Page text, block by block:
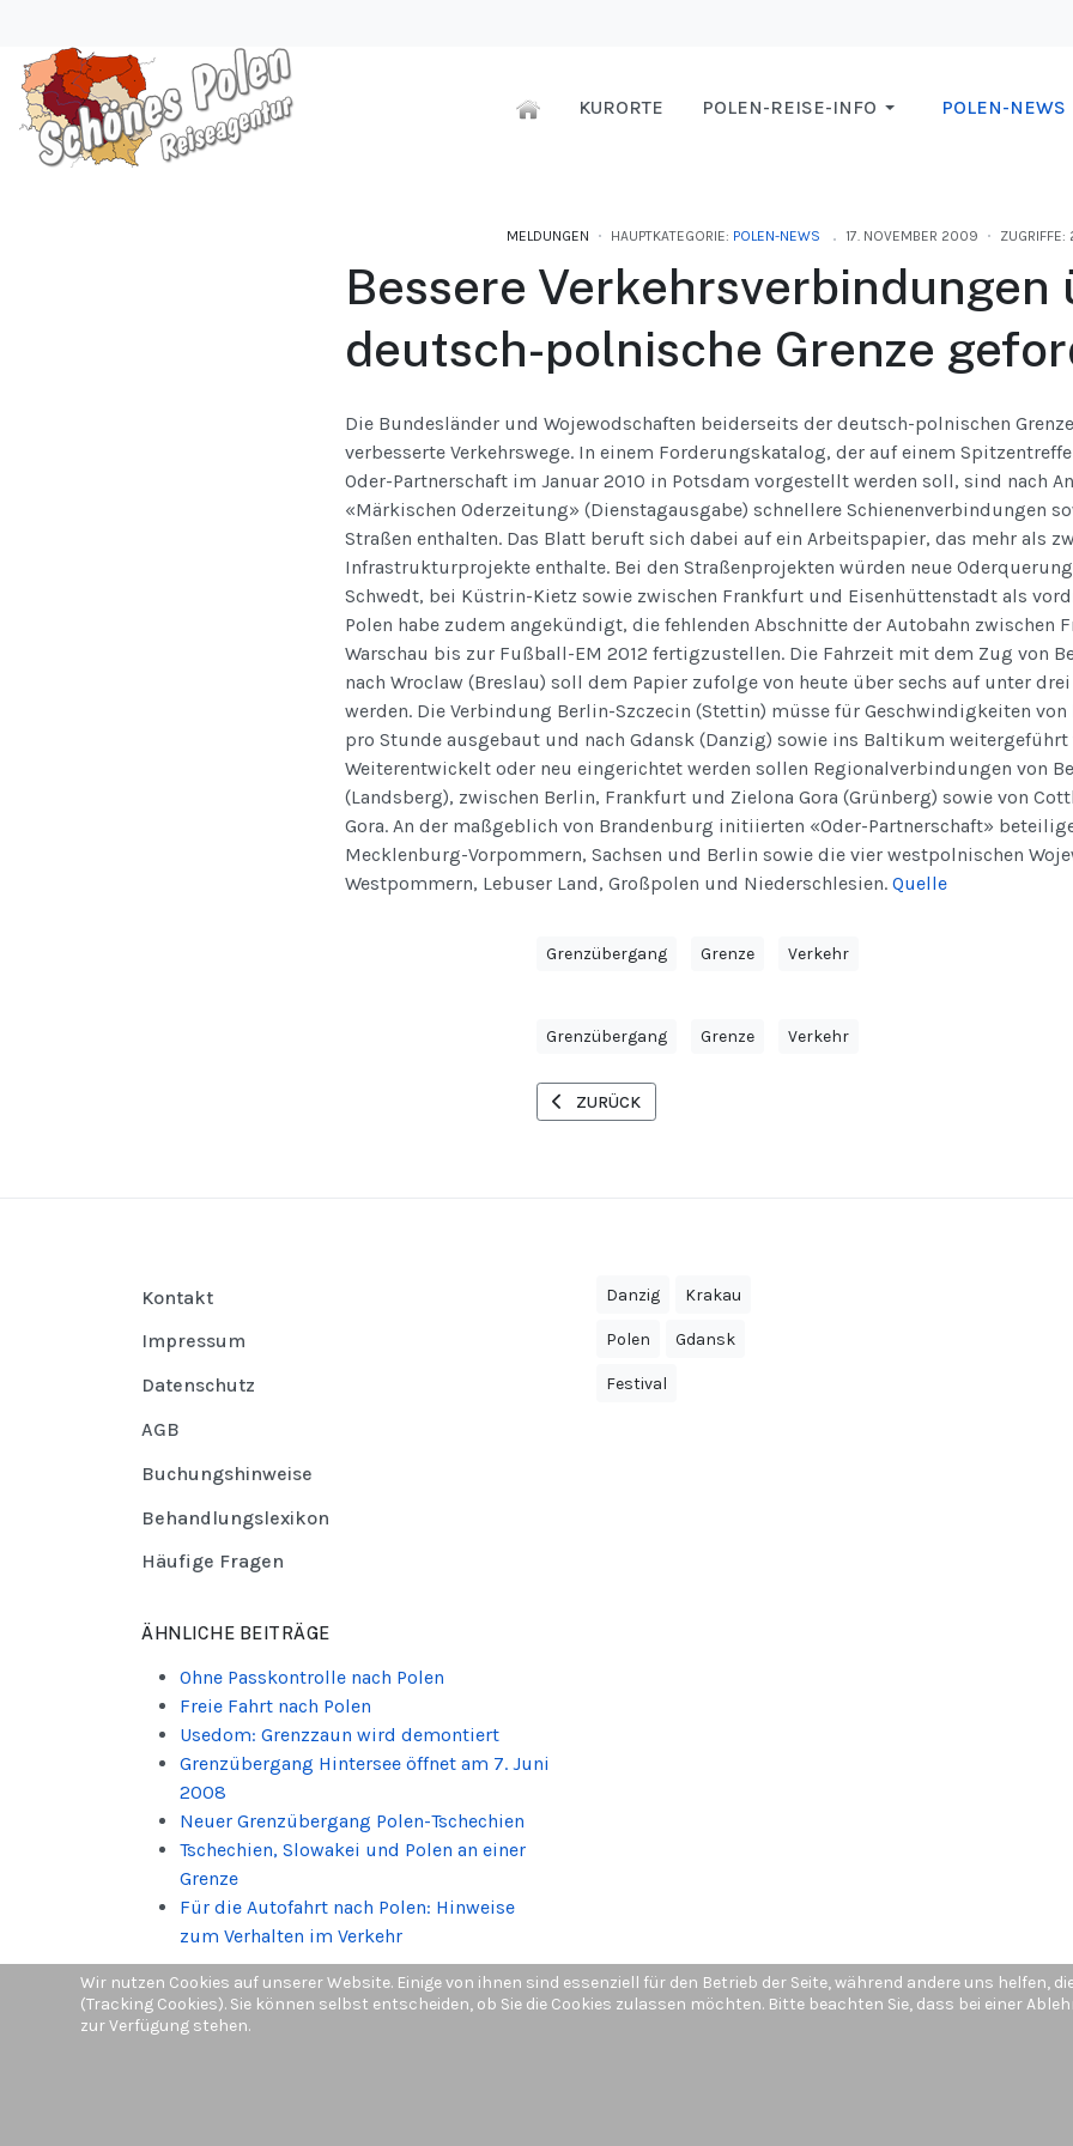
KURORTE POLEN-REISE-INFO POLEN-NEWS
MELDUNGEN HAUPTKATEGORIE: POLEN-NEWS 17. NOVEMBER 2009
Bessere Verkehrsverbindungen
deutsch-polnische Grenze
Die Bundesländer und Wojewodschaften beiderseits der deutsch-polnischen
verbesserte Verkehrswege. In einem Forderungskatalog, der auf einem
Oder-Partnerschaft im Januar 2010 in Potsdam vorgestellt werden soll, sind nach
«Märkischen Oderzeitung» (Dienstagausgabe) schnellere Schienenverbindungen
Straßen enthalten. Das Blatt beruft sich dabei auf ein Arbeitspapier, das mehr als
Infrastrukturprojekte enthalte. Bei den Straßenprojekten würden neue
Schwedt, bei Küstrin-Kietz sowie zwischen Frankfurt und Eisenhüttenstadt als
Polen habe zudem angekündigt, die fehlenden Abschnitte der Autobahn zwischen
Warschau bis zur Fußball-EM 2012 fertigzustellen. Die Fahrzeit mit dem Zug von
nach Wroclaw (Breslau) soll dem Papier zufolge von heute über sechs auf unter
werden. Die Verbindung Berlin-Szczecin (Stettin) müsse für Geschwindigkeiten
pro Stunde ausgebaut und nach Gdansk (Danzig) sowie ins Baltikum weitergeführt
Weiterentwickelt oder neu eingerichtet werden sollen Regionalverbindungen von
(Landsberg), zwischen Berlin, Frankfurt und Zielona Gora (Grünberg) sowie von
Gora. An der maßgeblich von Brandenburg initiierten «Oder-Partnerschaft»
Mecklenburg-Vorpommern, Sachsen und Berlin sowie die vier westpolnischen
Westpommern, Lebuser Land, Großpolen und Niederschlesien. Quelle
Grenzübergang Grenze Verkehr
Grenzübergang Grenze Verkehr
VORHERIGER BEITRAG: WEIHNACHTSMÄRKTE IN POLEN
ZURÜCK
Kontakt
Impressum
Datenschutz
AGB
Buchungshinweise
Behandlungslexikon
Häufige Fragen
ÄHNLICHE BEITRÄGE
Ohne Passkontrolle nach Polen
Freie Fahrt nach Polen
Usedom: Grenzzaun wird demontiert
Grenzübergang Hintersee öffnet am 7. Juni
2008
Neuer Grenzübergang Polen-Tschechien
Tschechien, Slowakei und Polen an einer
Grenze
Für die Autofahrt nach Polen: Hinweise
zum Verhalten im Verkehr
Danzig Krakau
Polen Gdansk
Festival
Wir nutzen Cookies auf unserer Website. Einige von ihnen sind essenziell für den Betrieb der Seite, während andere uns helfen,
(Tracking Cookies). Sie können selbst entscheiden, ob Sie die Cookies zulassen möchten. Bitte beachten Sie, dass bei einer
zur Verfügung stehen.